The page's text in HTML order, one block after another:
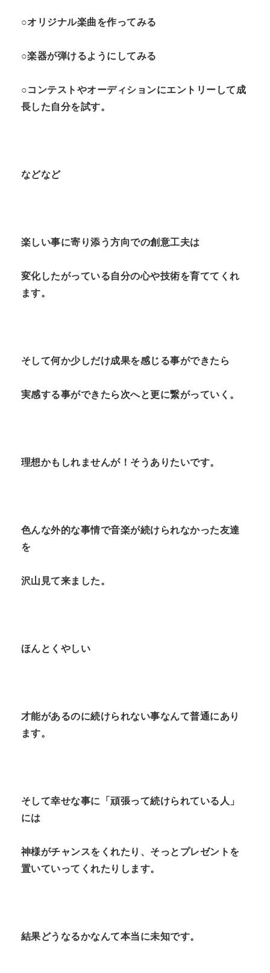
○オリジナル楽曲を作ってみる
○楽器が弾けるようにしてみる
○コンテストやオーディションにエントリーして成
長した自分を試す。
などなど
楽しい事に寄り添う方向での創意工夫は
変化したがっている自分の心や技術を育ててくれ
ます。
そして何か少しだけ成果を感じる事ができたら
実感する事ができたら次へと更に繋がっていく。
理想かもしれませんが！そうありたいです。
色んな外的な事情で音楽が続けられなかった友達
を
沢山見て来ました。
ほんとくやしい
才能があるのに続けられない事なんて普通にあり
ます。
そして幸せな事に「頑張って続けられている人」
には
神様がチャンスをくれたり、そっとプレゼントを
置いていってくれたりします。
結果どうなるかなんて本当に未知です。